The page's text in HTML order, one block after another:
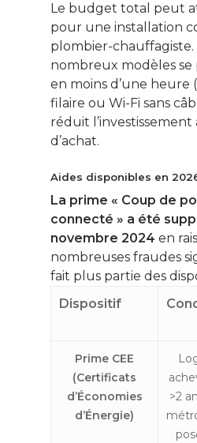
Le budget total peut
pour une installation
plombier-chauffagiste.
nombreux modèles se
en moins d’une
filaire ou Wi-Fi sans
réduit l’investissement
d’achat.
Aides disponibles en
La prime « Coup de
connecté » a été
novembre 2024 en
nombreuses fraudes
fait plus partie des
Dispositif
Prime CEE
(Certificats
d’Économies
d’Énergie)
>2